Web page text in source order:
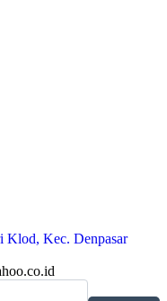
Klod, Kec. Denpasar